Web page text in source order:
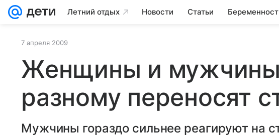
Летний отдых Новости Статьи
7 апреля 2009
Женщины и
разному переносят
Мужчины гораздо сильнее реагируют на